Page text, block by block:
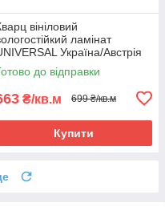
вініловий
ламінат
Україна/Австрія
2 - 42 клас
до відправки
₴/кв.м 699 ₴/кв.м
Купити